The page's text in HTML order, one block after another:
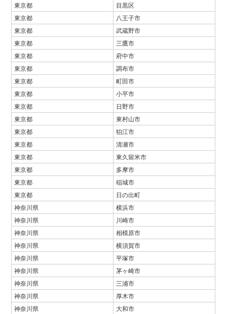
東京都
目黒区
東京都
八王子市
東京都
武蔵野市
東京都
三鷹市
東京都
府中市
東京都
調布市
東京都
町田市
東京都
小平市
東京都
日野市
東京都
東村山市
東京都
狛江市
東京都
清瀬市
東京都
東久留米市
東京都
多摩市
東京都
稲城市
東京都
日の出町
神奈川県
横浜市
神奈川県
川崎市
神奈川県
相模原市
神奈川県
横須賀市
神奈川県
平塚市
神奈川県
茅ヶ崎市
神奈川県
三浦市
神奈川県
厚木市
神奈川県
大和市